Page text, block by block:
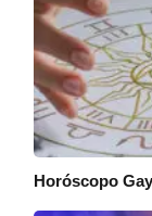
Horóscopo